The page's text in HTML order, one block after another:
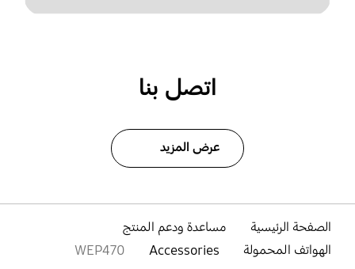
اتصل بنا
عرض المزيد
الصفحة الرئيسية
مساعدة ودعم المنتج
الهواتف المحمولة
Accessories
WEP470